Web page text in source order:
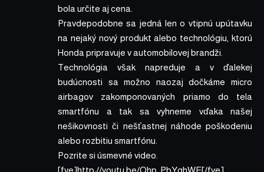
bola určite aj cena.
Pravdepodobne sa jedná len o vtipnú upútavku
na nejaký nový produkt alebo technológiu, ktorú
Honda pripravuje v automobilovej brandži.
Technológia však napreduje a v ďalekej
budúcnosti sa možno naozaj dočkáme micro
airbagov zakomponovaných priamo do tela
smartfónu a tak sa vyhneme vďaka našej
nešikovnosti či nešťastnej náhode poškodeniu
alebo rozbitiu smartfónu.
Pozrite si úsmevné video.
[fve]http://youtu.be/Ohp_PbYghWE[/fve]